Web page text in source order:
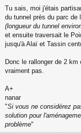
e
s
s
g
e
o
n
Tu sais, moi j'étais
du tunnel près du parc de
(longueur du tunnel
et ensuite traversait le
jusqu'à Alaï et Tassin
Donc le rallonger de 2
vraiment pas.
A+
nanar
"Si vous ne considérez
solution pour
problème"